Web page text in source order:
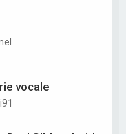
vocale